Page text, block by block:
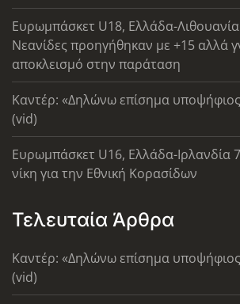
Ευρωμπάσκετ U18, Ελλάδα-
Νεανίδες προηγήθηκαν με +15 αλλά
αποκλεισμό στην παράταση
Καντέρ: «Δηλώνω επίσημα υποψήφιος
(vid)
Ευρωμπάσκετ U16, Ελλάδα-Ιρλανδία
νίκη για την Εθνική Κορασίδων
Τελευταία Άρθρα
Καντέρ: «Δηλώνω επίσημα υποψήφιος
(vid)